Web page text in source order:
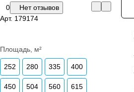
0
Нет отзывов
Арт. 179174
Площадь, м²
252 280 335 400
450 504 560 615